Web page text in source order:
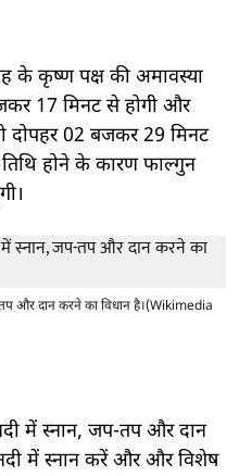
के कृष्ण पक्ष की अमावस्या
17 मिनट से होगी और
दोपहर 02 बजकर 29 मिनट
तिथि होने के कारण फाल्गुन
और दान करने का विधान है।(Wikimedia
में स्नान, जप-तप और दान
में स्नान करें और और विशेष